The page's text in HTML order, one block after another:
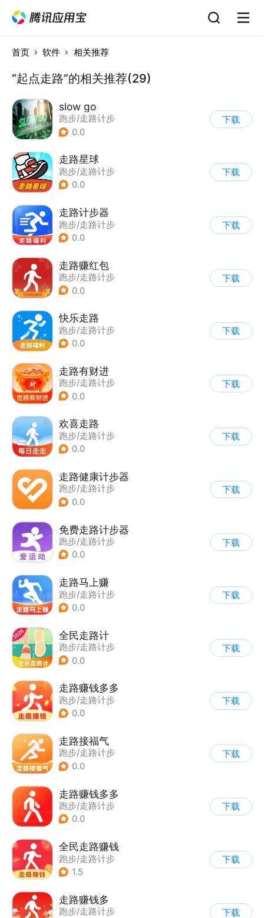
首页 软件 相关推荐
“起点走路”的相关推荐(29)
slow go
跑步/走路计步
0.0
下载
走路星球
跑步/走路计步
0.0
下载
走路计步器
跑步/走路计步
0.0
下载
走路赚红包
跑步/走路计步
0.0
下载
快乐走路
跑步/走路计步
0.0
下载
走路有财进
跑步/走路计步
0.0
下载
欢喜走路
跑步/走路计步
0.0
下载
走路健康计步器
跑步/走路计步
0.0
下载
免费走路计步器
跑步/走路计步
0.0
下载
走路马上赚
跑步/走路计步
0.0
下载
全民走路计
跑步/走路计步
0.0
下载
走路赚钱多多
跑步/走路计步
0.0
下载
走路接福气
跑步/走路计步
0.0
下载
走路赚钱多多
跑步/走路计步
0.0
下载
全民走路赚钱
跑步/走路计步
1.5
下载
走路赚钱多
跑步/走路计步
下载